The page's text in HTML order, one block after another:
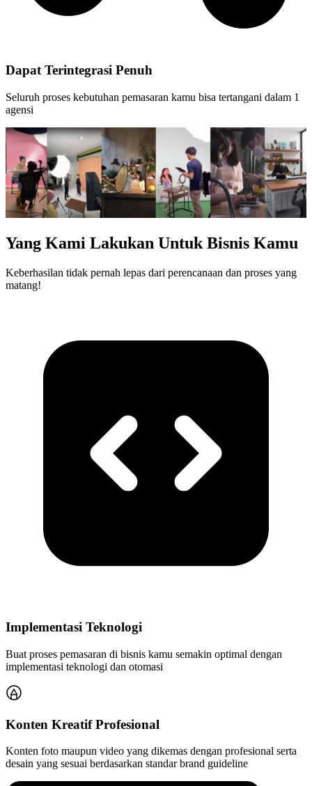
Dapat Terintegrasi Penuh
Seluruh proses kebutuhan pemasaran kamu bisa tertangani dalam 1
agensi
Yang Kami Lakukan Untuk Bisnis Kamu
Keberhasilan tidak pernah lepas dari perencanaan dan proses yang
matang!
Implementasi Teknologi
Buat proses pemasaran di bisnis kamu semakin optimal dengan
implementasi teknologi dan otomasi
Konten Kreatif Profesional
Konten foto maupun video yang dikemas dengan profesional serta
desain yang sesuai berdasarkan standar brand guideline